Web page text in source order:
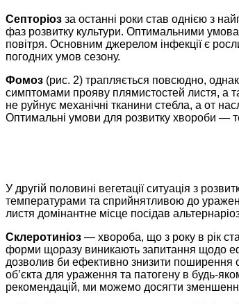
Септоріоз за останні роки став однією з
фаз розвитку культури. Оптимальними
повітря. Основним джерелом інфекції є
погодних умов сезону.
Фомоз (рис. 2) трапляється повсюдно,
симптомами прояву плямистостей листя, а
не руйнує механічні тканини стебла, а от
Оптимальні умови для розвитку хвороби —
У другій половині вегетації ситуація з
температурами та сприйнятливою до
листя домінантне місце посідав
Склеротиніоз — хвороба, що з року в рік
форми щоразу виникають запитання щодо
дозволив би ефективно знизити поширення
об’єкта для ураження та патогену в будь-
рекомендацій, ми можемо досягти